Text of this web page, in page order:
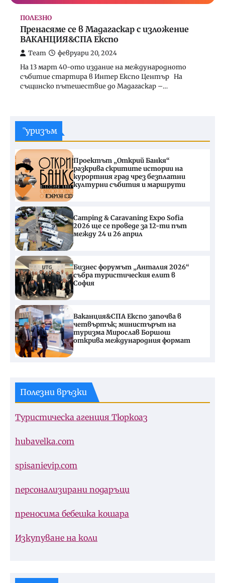
ПОЛЕЗНО
Пренасяме се в Мадагаскар с изложение
ВАКАНЦИЯ&СПА Експо
Team февруари 20, 2024
На 13 март 40-ото издание на международното
събитие стартира в Интер Експо Център На
същинско пътешествие до Мадагаскар –…
Туризъм
Проектът „Открий Банкя“
разкрива скритите истории на
курортния град чрез безплатни
културни събития и маршрути
Camping & Caravaning Expo Sofia
2026 ще се проведе за 12-ти път
между 24 и 26 април
Бизнес форумът „Анталия 2026“
събра туристическия елит в
София
Ваканция&СПА Експо започва в
четвъртък; министърът на
туризма Мирослав Боршош
открива международния формат
Полезни връзки
Туристическа агенция Тюркоаз
hubavelka.com
spisanievip.com
персонализирани подаръци
преносима бебешка кошара
Изкупуване на коли